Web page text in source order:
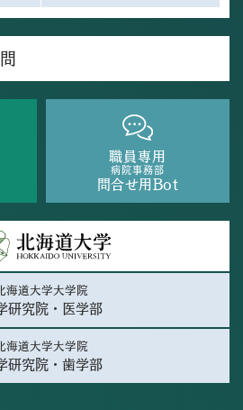
職員専用
病院事務部
問合せ用Bot
海道大学大学院
研究院・医学部
海道大学大学院
研究院・歯学部